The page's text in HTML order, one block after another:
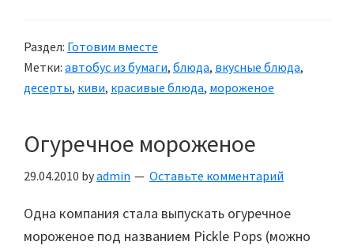
в
шоколаде»
Раздел: Готовим вместе
Метки: автобус из бумаги, блюда, вкусные блюда,
десерты, киви, красивые блюда, мороженое
Огуречное мороженое
29.04.2010 byadmin Оставьте комментарий
Одна компания стала выпускать огуречное
мороженое под названием Pickle Pops (можно